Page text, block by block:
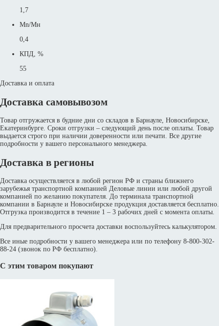
1,7
Mn/Mн
0,4
КПД, %
55
Доставка и оплата
Доставка самовывозом
Товар отгружается в будние дни со складов в Барнауле, Новосибирске,
Екатеринбурге. Сроки отгрузки – следующий день после оплаты. Товар
выдается строго при наличии доверенности или печати. Все другие
подробности у вашего персонального менеджера.
Доставка в регионы
Доставка осуществляется в любой регион РФ и страны ближнего
зарубежья транспортной компанией Деловые линии или любой другой
компанией по желанию покупателя. До терминала транспортной
компании в Барнауле и Новосибирске продукция доставляется бесплатно.
Отгрузка производится в течение 1 – 3 рабочих дней с момента оплаты.
Для предварительного просчета доставки воспользуйтесь калькулятором.
Все иные подробности у вашего менеджера или по телефону 8-800-302-
88-24 (звонок по РФ бесплатно).
С этим товаром покупают